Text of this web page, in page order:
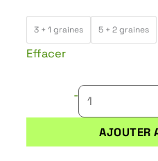
25,50
3 + 1 graines 5 + 2 graines
Effacer
-
AJOUTER